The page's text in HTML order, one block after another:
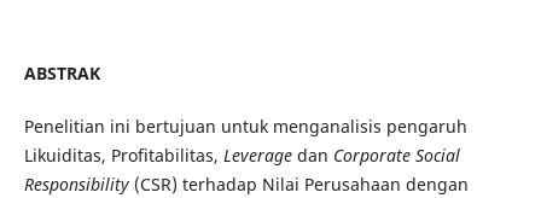
ABSTRAK
Penelitian ini bertujuan untuk menganalisis pengaruh
Likuiditas, Profitabilitas, Leverage dan Corporate Social
Responsibility (CSR) terhadap Nilai Perusahaan dengan